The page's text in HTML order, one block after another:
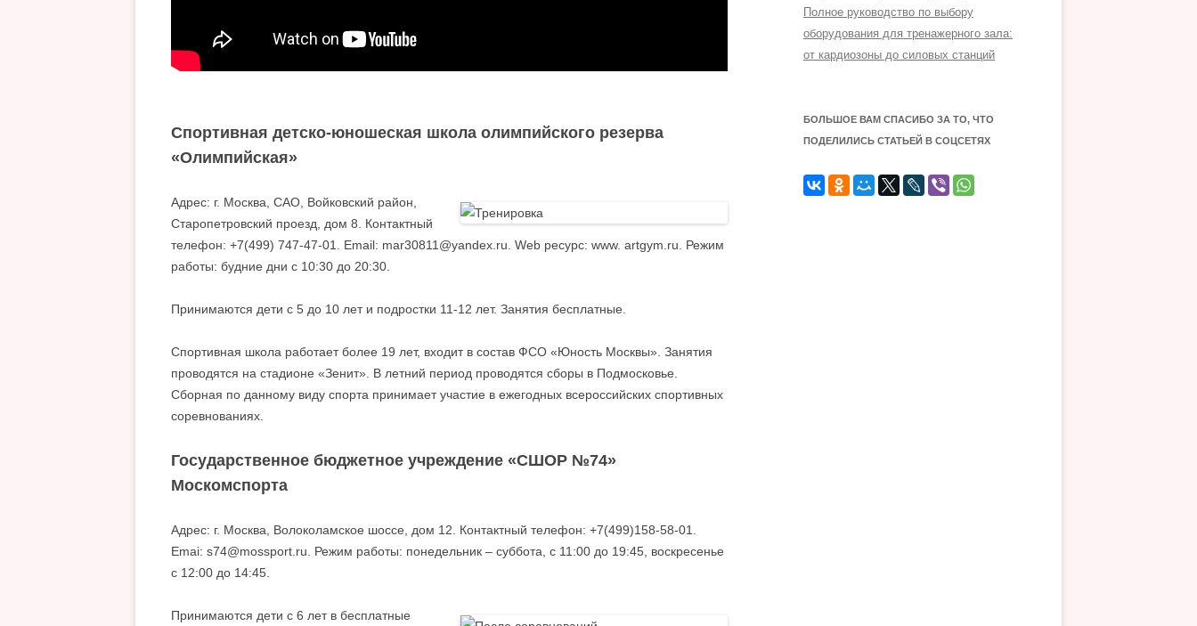
Спортивная детско-юношеская школа олимпийского резерва
«Олимпийская»
Адрес: г. Москва, САО, Войковский район,
Старопетровский проезд, дом 8. Контактный
телефон: +7(499) 747-47-01. Email: mar30811@yandex.ru. Web ресурс: www. artgym.ru. Режим
работы: будние дни с 10:30 до 20:30.
Принимаются дети с 5 до 10 лет и подростки 11-12 лет. Занятия бесплатные.
Спортивная школа работает более 19 лет, входит в состав ФСО «Юность Москвы». Занятия
проводятся на стадионе «Зенит». В летний период проводятся сборы в Подмосковье.
Сборная по данному виду спорта принимает участие в ежегодных всероссийских спортивных
соревнованиях.
Государственное бюджетное учреждение «СШОР №74»
Москомспорта
Адрес: г. Москва, Волоколамское шоссе, дом 12. Контактный телефон: +7(499)158-58-01.
Emai: s74@mossport.ru. Режим работы: понедельник – суббота, с 11:00 до 19:45, воскресенье
с 12:00 до 14:45.
Принимаются дети с 6 лет в бесплатные
Полное руководство по выбору
оборудования для тренажерного зала:
от кардиозоны до силовых станций
БОЛЬШОЕ ВАМ СПАСИБО ЗА ТО, ЧТО
ПОДЕЛИЛИСЬ СТАТЬЕЙ В СОЦСЕТЯХ